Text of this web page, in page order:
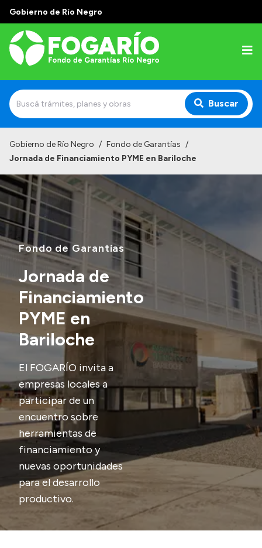
Gobierno de Río Negro
Buscar
¿Quiénes somos?
¿Qué hacemos?
Líneas Garantizadas
Tu garantía
Contactos
Gobierno de Río Negro / Fondo de Garantías /
Jornada de Financiamiento PYME en Bariloche
Fondo de Garantías
Jornada de
Financiamiento
PYME en
Bariloche
El FOGARÍO invita a
empresas locales a
participar de un
encuentro sobre
herramientas de
financiamiento y
nuevas oportunidades
para el desarrollo
productivo.